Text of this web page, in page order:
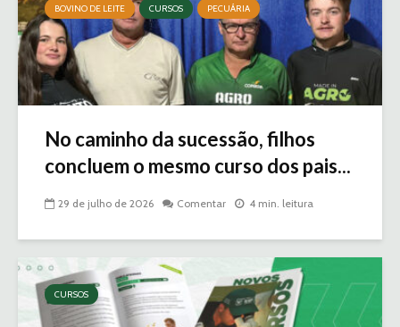
BOVINO DE LEITE CURSOS PECUÁRIA
No caminho da sucessão, filhos
concluem o mesmo curso dos pais...
29 de julho de 2026 Comentar 4 min. leitura
CURSOS